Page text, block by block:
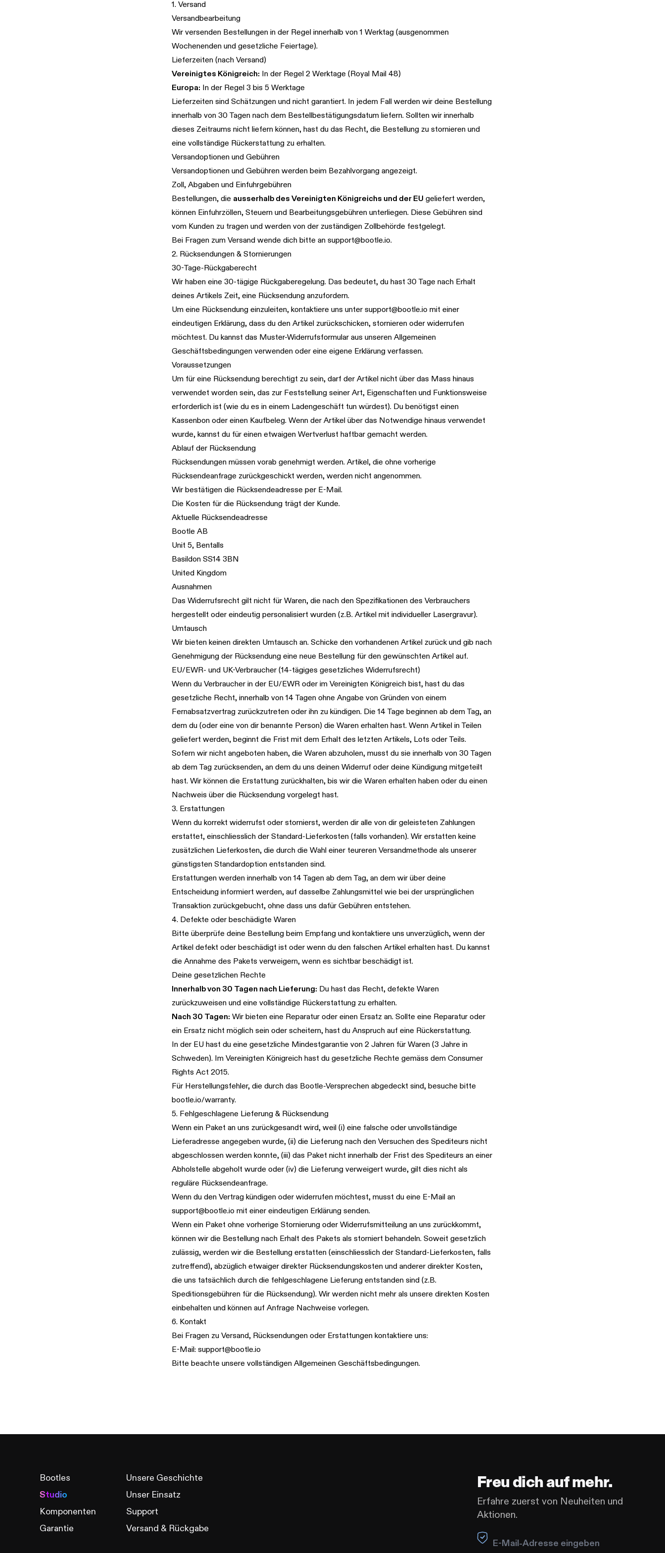
1. Versand
Versandbearbeitung
Wir versenden Bestellungen in der Regel innerhalb von 1 Werktag (ausgenommen
Wochenenden und gesetzliche Feiertage).
Lieferzeiten (nach Versand)
Vereinigtes Königreich: In der Regel 2 Werktage (Royal Mail 48)
Europa: In der Regel 3 bis 5 Werktage
Lieferzeiten sind Schätzungen und nicht garantiert. In jedem Fall werden wir deine Bestellung
innerhalb von 30 Tagen nach dem Bestellbestätigungsdatum liefern. Sollten wir innerhalb
dieses Zeitraums nicht liefern können, hast du das Recht, die Bestellung zu stornieren und
eine vollständige Rückerstattung zu erhalten.
Versandoptionen und Gebühren
Versandoptionen und Gebühren werden beim Bezahlvorgang angezeigt.
Zoll, Abgaben und Einfuhrgebühren
Bestellungen, die ausserhalb des Vereinigten Königreichs und der EU geliefert werden,
können Einfuhrzöllen, Steuern und Bearbeitungsgebühren unterliegen. Diese Gebühren sind
vom Kunden zu tragen und werden von der zuständigen Zollbehörde festgelegt.
Bei Fragen zum Versand wende dich bitte ansupport@bootle.io.
2. Rücksendungen & Stornierungen
30-Tage-Rückgaberecht
Wir haben eine 30-tägige Rückgaberegelung. Das bedeutet, du hast 30 Tage nach Erhalt
deines Artikels Zeit, eine Rücksendung anzufordern.
Um eine Rücksendung einzuleiten, kontaktiere uns untersupport@bootle.io mit einer
eindeutigen Erklärung, dass du den Artikel zurückschicken, stornieren oder widerrufen
möchtest. Du kannst das Muster-Widerrufsformular aus unserenAllgemeinen
Geschäftsbedingungenverwenden oder eine eigene Erklärung verfassen.
Voraussetzungen
Um für eine Rücksendung berechtigt zu sein, darf der Artikel nicht über das Mass hinaus
verwendet worden sein, das zur Feststellung seiner Art, Eigenschaften und Funktionsweise
erforderlich ist (wie du es in einem Ladengeschäft tun würdest). Du benötigst einen
Kassenbon oder einen Kaufbeleg. Wenn der Artikel über das Notwendige hinaus verwendet
wurde, kannst du für einen etwaigen Wertverlust haftbar gemacht werden.
Ablauf der Rücksendung
Rücksendungen müssen vorab genehmigt werden. Artikel, die ohne vorherige
Rücksendeanfrage zurückgeschickt werden, werden nicht angenommen.
Wir bestätigen die Rücksendeadresse per E-Mail.
Die Kosten für die Rücksendung trägt der Kunde.
Aktuelle Rücksendeadresse
Bootle AB
Unit 5, Bentalls
Basildon SS14 3BN
United Kingdom
Ausnahmen
Das Widerrufsrecht gilt nicht für Waren, die nach den Spezifikationen des Verbrauchers
hergestellt oder eindeutig personalisiert wurden (z.B. Artikel mit individueller Lasergravur).
Umtausch
Wir bieten keinen direkten Umtausch an. Schicke den vorhandenen Artikel zurück und gib nach
Genehmigung der Rücksendung eine neue Bestellung für den gewünschten Artikel auf.
EU/EWR- und UK-Verbraucher (14-tägiges gesetzliches Widerrufsrecht)
Wenn du Verbraucher in der EU/EWR oder im Vereinigten Königreich bist, hast du das
gesetzliche Recht, innerhalb von 14 Tagen ohne Angabe von Gründen von einem
Fernabsatzvertrag zurückzutreten oder ihn zu kündigen. Die 14 Tage beginnen ab dem Tag, an
dem du (oder eine von dir benannte Person) die Waren erhalten hast. Wenn Artikel in Teilen
geliefert werden, beginnt die Frist mit dem Erhalt des letzten Artikels, Lots oder Teils.
Sofern wir nicht angeboten haben, die Waren abzuholen, musst du sie innerhalb von 30 Tagen
ab dem Tag zurücksenden, an dem du uns deinen Widerruf oder deine Kündigung mitgeteilt
hast. Wir können die Erstattung zurückhalten, bis wir die Waren erhalten haben oder du einen
Nachweis über die Rücksendung vorgelegt hast.
3. Erstattungen
Wenn du korrekt widerrufst oder stornierst, werden dir alle von dir geleisteten Zahlungen
erstattet, einschliesslich der Standard-Lieferkosten (falls vorhanden). Wir erstatten keine
zusätzlichen Lieferkosten, die durch die Wahl einer teureren Versandmethode als unserer
günstigsten Standardoption entstanden sind.
Erstattungen werden innerhalb von 14 Tagen ab dem Tag, an dem wir über deine
Entscheidung informiert werden, auf dasselbe Zahlungsmittel wie bei der ursprünglichen
Transaktion zurückgebucht, ohne dass uns dafür Gebühren entstehen.
4. Defekte oder beschädigte Waren
Bitte überprüfe deine Bestellung beim Empfang und kontaktiere uns unverzüglich, wenn der
Artikel defekt oder beschädigt ist oder wenn du den falschen Artikel erhalten hast. Du kannst
die Annahme des Pakets verweigern, wenn es sichtbar beschädigt ist.
Deine gesetzlichen Rechte
Innerhalb von 30 Tagen nach Lieferung: Du hast das Recht, defekte Waren
zurückzuweisen und eine vollständige Rückerstattung zu erhalten.
Nach 30 Tagen: Wir bieten eine Reparatur oder einen Ersatz an. Sollte eine Reparatur oder
ein Ersatz nicht möglich sein oder scheitern, hast du Anspruch auf eine Rückerstattung.
In der EU hast du eine gesetzliche Mindestgarantie von 2 Jahren für Waren (3 Jahre in
Schweden). Im Vereinigten Königreich hast du gesetzliche Rechte gemäss dem Consumer
Rights Act 2015.
Für Herstellungsfehler, die durch das Bootle-Versprechen abgedeckt sind, besuche bitte
bootle.io/warranty.
5. Fehlgeschlagene Lieferung & Rücksendung
Wenn ein Paket an uns zurückgesandt wird, weil (i) eine falsche oder unvollständige
Lieferadresse angegeben wurde, (ii) die Lieferung nach den Versuchen des Spediteurs nicht
abgeschlossen werden konnte, (iii) das Paket nicht innerhalb der Frist des Spediteurs an einer
Abholstelle abgeholt wurde oder (iv) die Lieferung verweigert wurde, gilt dies nicht als
reguläre Rücksendeanfrage.
Wenn du den Vertrag kündigen oder widerrufen möchtest, musst du eine E-Mail an
support@bootle.io mit einer eindeutigen Erklärung senden.
Wenn ein Paket ohne vorherige Stornierung oder Widerrufsmitteilung an uns zurückkommt,
können wir die Bestellung nach Erhalt des Pakets als storniert behandeln. Soweit gesetzlich
zulässig, werden wir die Bestellung erstatten (einschliesslich der Standard-Lieferkosten, falls
zutreffend), abzüglich etwaiger direkter Rücksendungskosten und anderer direkter Kosten,
die uns tatsächlich durch die fehlgeschlagene Lieferung entstanden sind (z.B.
Speditionsgebühren für die Rücksendung). Wir werden nicht mehr als unsere direkten Kosten
einbehalten und können auf Anfrage Nachweise vorlegen.
6. Kontakt
Bei Fragen zu Versand, Rücksendungen oder Erstattungen kontaktiere uns:
E-Mail:support@bootle.io
Bitte beachte unsere vollständigenAllgemeinen Geschäftsbedingungen.
Freu dich auf mehr.
Erfahre zuerst von Neuheiten und
Aktionen.
Leave this field blank
Bootles
Studio
Komponenten
Garantie
Unsere Geschichte
Unser Einsatz
Support
Versand & Rückgabe